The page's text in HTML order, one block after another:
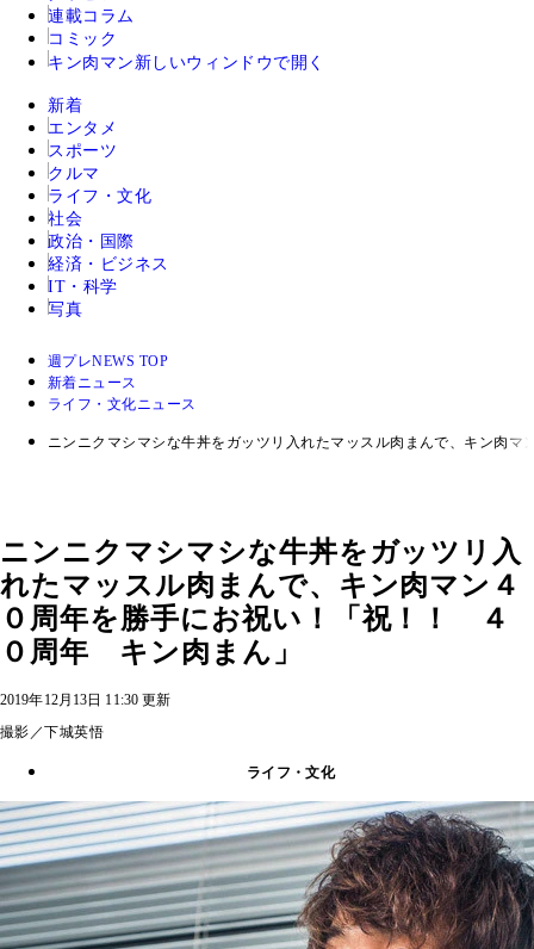
連載コラム
コミック
キン肉マン 新しいウィンドウで開く
新着
エンタメ
スポーツ
クルマ
ライフ・文化
社会
政治・国際
経済・ビジネス
IT・科学
写真
週プレNEWS TOP
新着ニュース
ライフ・文化ニュース
ニンニクマシマシな牛丼をガッツリ入れたマッスル肉まんで、キン
ニンニクマシマシな牛丼をガッツリ入
れたマッスル肉まんで、キン肉マン４
０周年を勝手にお祝い！「祝！！ ４
０周年 キン肉まん」
2019年12月13日 11:30 更新
撮影／下城英悟
ライフ・文化